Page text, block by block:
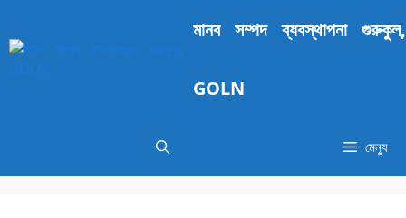
যান
মানব সম্পদ ব্যবস্থাপনা গুরুকুল,
GOLN
মেন্যু